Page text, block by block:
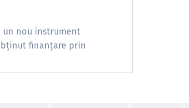
un nou instrument
finanțare prin